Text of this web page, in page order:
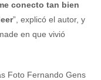
conecto tan bien
”, explicó el autor, y
en que vivió